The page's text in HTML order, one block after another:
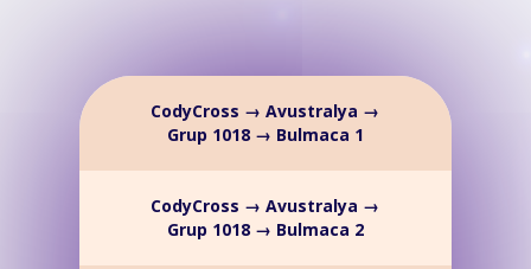
CodyCross → Avustralya →
Grup 1018 → Bulmaca 1
CodyCross → Avustralya →
Grup 1018 → Bulmaca 2